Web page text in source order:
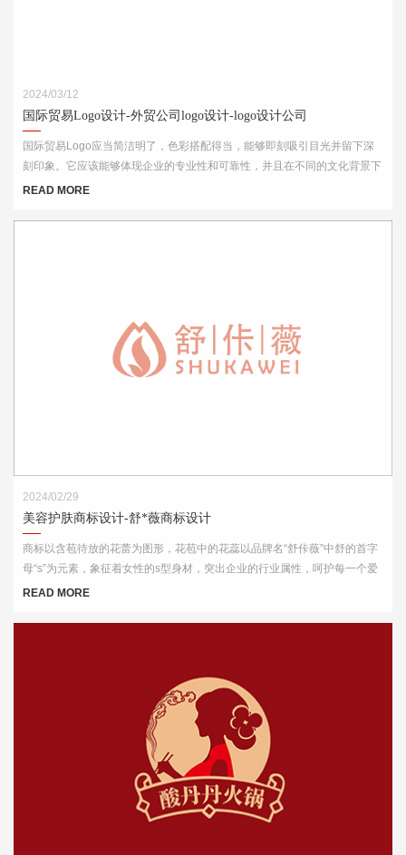
2024/03/12
国际贸易Logo设计-外贸公司logo设计-logo设计公司
国际贸易Logo应当简洁明了，色彩搭配得当，能够即刻吸引目光并留下深
刻印象。它应该能够体现企业的专业性和可靠性，并且在不同的文化背景下
都能够被理解和接受。此外，Logo的设计还需考虑到其在各种媒介上的应
READ MORE
2024/02/29
美容护肤商标设计-舒*薇商标设计
商标以含苞待放的花蕾为图形，花苞中的花蕊以品牌名“舒佧薇”中舒的首字
母“s”为元素，象征着女性的s型身材，突出企业的行业属性，呵护每一个爱
美的你。
READ MORE